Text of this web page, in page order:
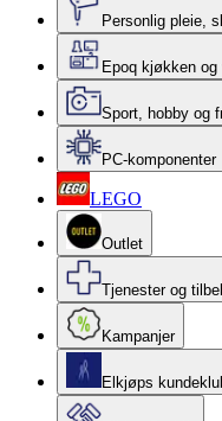
Personlig pleie,
Epoq kjøkken og
Sport, hobby og
PC-komponenter
LEGO
Outlet
Tjenester og
Kampanjer
Elkjøps